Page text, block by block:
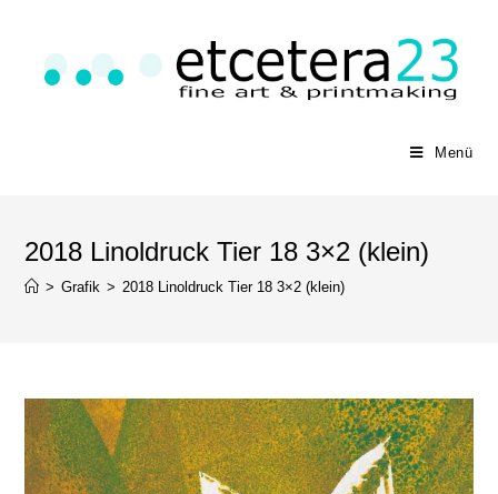
Menü
2018 Linoldruck Tier 18 3×2 (klein)
> Grafik > 2018 Linoldruck Tier 18 3×2 (klein)